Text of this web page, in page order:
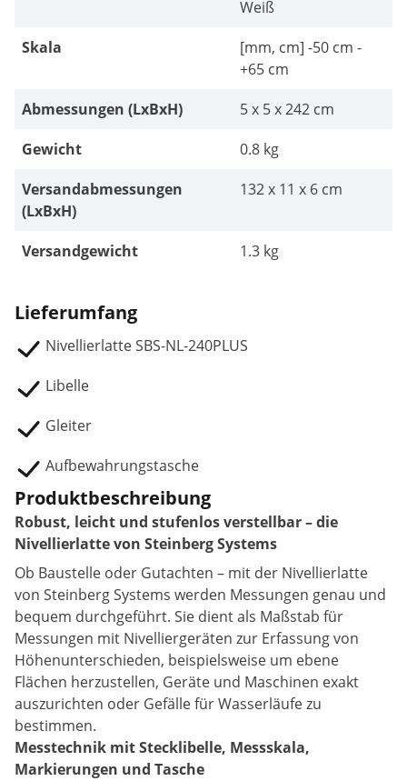
Weiß
Skala
[mm, cm] -50 cm -
+65 cm
Abmessungen (LxBxH)
5 x 5 x 242 cm
Gewicht
0.8 kg
Versandabmessungen
(LxBxH)
132 x 11 x 6 cm
Versandgewicht 1.3 kg
Lieferumfang
Nivellierlatte SBS-NL-240PLUS
Libelle
Gleiter
Aufbewahrungstasche
Produktbeschreibung
Robust, leicht und stufenlos verstellbar – die
Nivellierlatte von Steinberg Systems
Ob Baustelle oder Gutachten – mit der Nivellierlatte
von Steinberg Systems werden Messungen genau und
bequem durchgeführt. Sie dient als Maßstab für
Messungen mit Nivelliergeräten zur Erfassung von
Höhenunterschieden, beispielsweise um ebene
Flächen herzustellen, Geräte und Maschinen exakt
auszurichten oder Gefälle für Wasserläufe zu
bestimmen.
Messtechnik mit Stecklibelle, Messskala,
Markierungen und Tasche